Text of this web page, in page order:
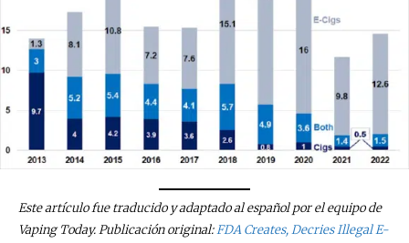
Este artículo fue traducido y adaptado al español por el equipo de
Vaping Today. Publicación original:FDA Creates, Decries Illegal E-